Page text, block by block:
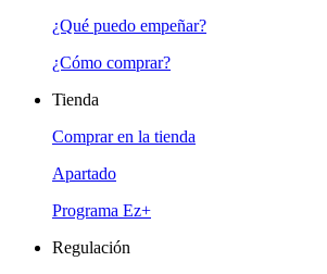
¿Qué puedo empeñar?
¿Cómo comprar?
Tienda
Comprar en la tienda
Apartado
Programa Ez+
Regulación